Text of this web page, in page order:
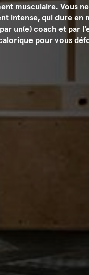
musculaire. Vous
intense, qui dure en
un(e) coach et par
pour vous